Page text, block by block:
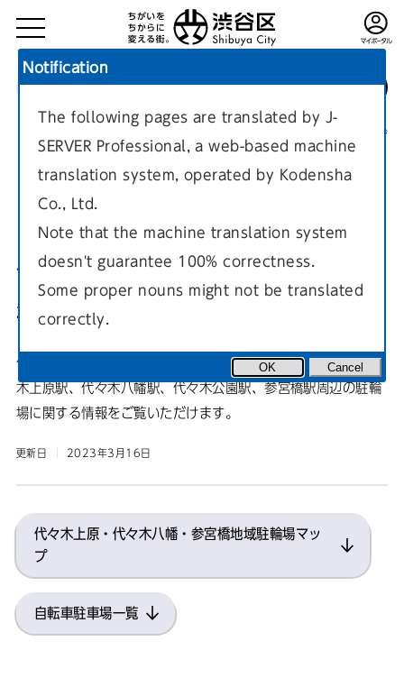
現在のページ
代々木上原・代々木八幡・参宮
橋地域
代々木上原・代々木八幡・参宮橋に行きたいときに便利。代々
木上原駅、代々木八幡駅、代々木公園駅、参宮橋駅周辺の駐輪
場に関する情報をご覧いただけます。
更新日 2023年3月16日
代々木上原・代々木八幡・参宮橋地域駐輪場マッ
プ
自転車駐車場一覧
Notification
The following pages are translated by J-
SERVER Professional, a web-based machine
translation system, operated by Kodensha
Co., Ltd.
Note that the machine translation system
doesn't guarantee 100% correctness.
Some proper nouns might not be translated
correctly.
OK Cancel